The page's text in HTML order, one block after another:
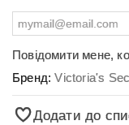
Повідомити мене,
Бренд:Victoria's
Додати до